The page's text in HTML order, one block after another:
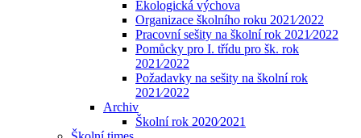
Ekologická výchova
Organizace školního roku 2021⁄2022
Pracovní sešity na školní rok 2021⁄2022
Pomůcky pro I. třídu pro šk. rok
2021⁄2022
Požadavky na sešity na školní rok
2021⁄2022
Archiv
Školní rok 2020⁄2021